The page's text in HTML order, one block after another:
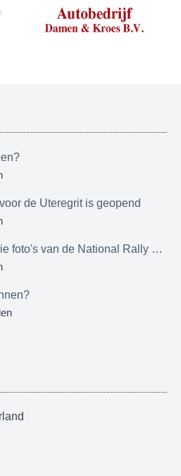
de Uteregrit is geopend
Een nieuwe serie foto's van de National Rally MMOC